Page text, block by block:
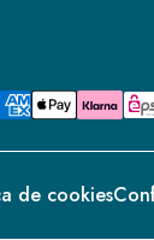
de cookies